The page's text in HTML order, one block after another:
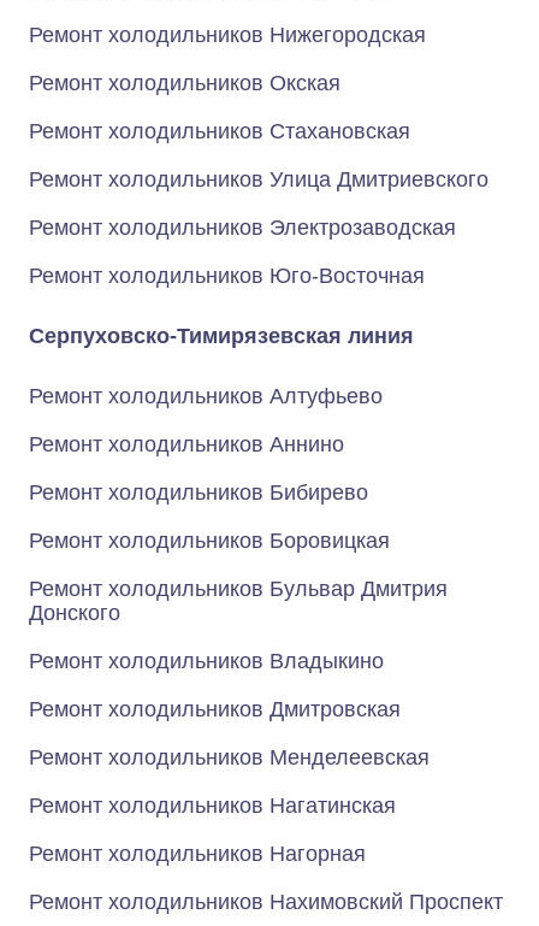
Ремонт холодильников Нижегородская
Ремонт холодильников Окская
Ремонт холодильников Стахановская
Ремонт холодильников Улица Дмитриевского
Ремонт холодильников Электрозаводская
Ремонт холодильников Юго-Восточная
Серпуховско-Тимирязевская линия
Ремонт холодильников Алтуфьево
Ремонт холодильников Аннино
Ремонт холодильников Бибирево
Ремонт холодильников Боровицкая
Ремонт холодильников Бульвар Дмитрия
Донского
Ремонт холодильников Владыкино
Ремонт холодильников Дмитровская
Ремонт холодильников Менделеевская
Ремонт холодильников Нагатинская
Ремонт холодильников Нагорная
Ремонт холодильников Нахимовский Проспект